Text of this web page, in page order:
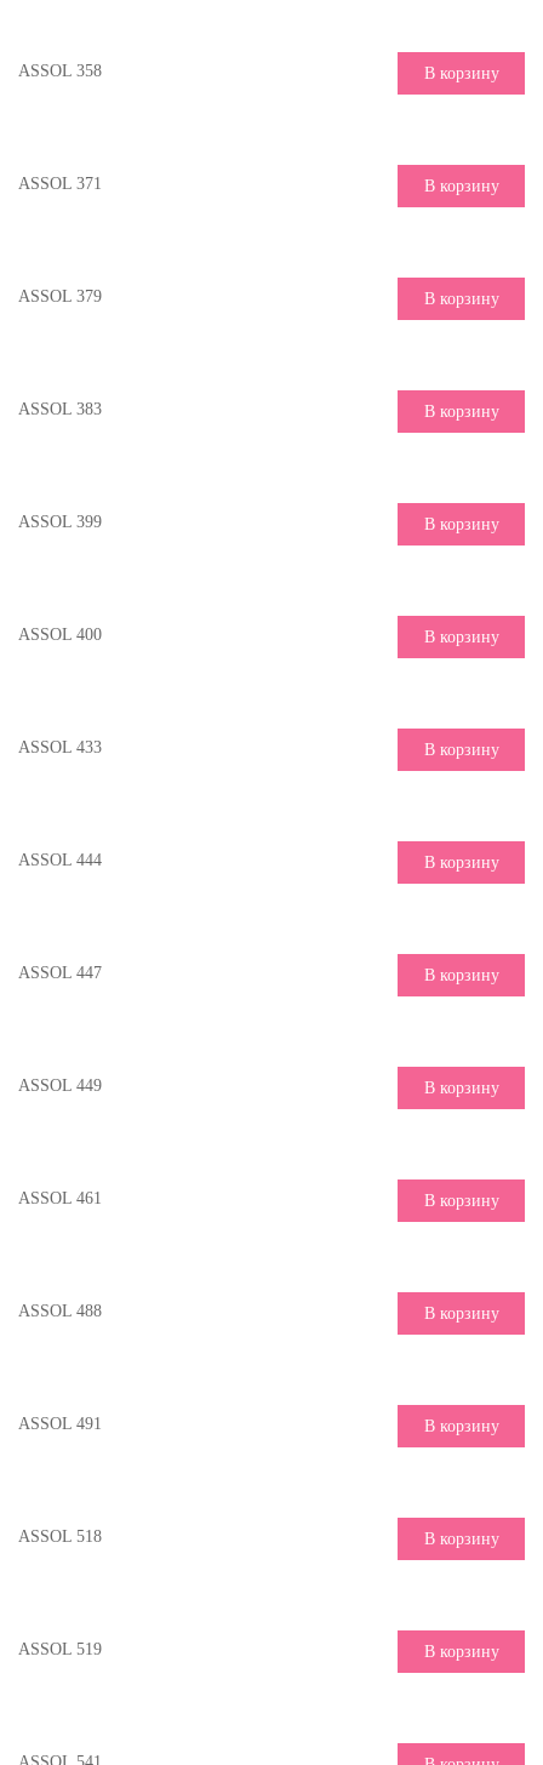
ASSOL 358 В корзину
ASSOL 371 В корзину
ASSOL 379 В корзину
ASSOL 383 В корзину
ASSOL 399 В корзину
ASSOL 400 В корзину
ASSOL 433 В корзину
ASSOL 444 В корзину
ASSOL 447 В корзину
ASSOL 449 В корзину
ASSOL 461 В корзину
ASSOL 488 В корзину
ASSOL 491 В корзину
ASSOL 518 В корзину
ASSOL 519 В корзину